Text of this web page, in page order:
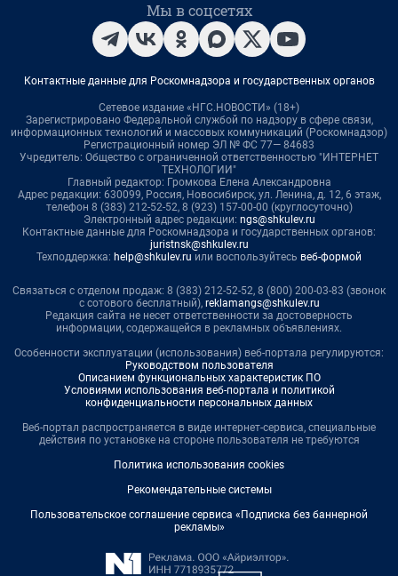
Мы в соцсетях
Контактные данные для Роскомнадзора и государственных органов
Сетевое издание «НГС.НОВОСТИ» (18+)
Зарегистрировано Федеральной службой по надзору в сфере связи,
информационных технологий и массовых коммуникаций (Роскомнадзор)
Регистрационный номер ЭЛ № ФС 77— 84683
Учредитель: Общество с ограниченной ответственностью "ИНТЕРНЕТ
ТЕХНОЛОГИИ"
Главный редактор: Громкова Елена Александровна
Адрес редакции: 630099, Россия, Новосибирск, ул. Ленина, д. 12, 6 этаж,
телефон 8 (383) 212-52-52, 8 (923) 157-00-00 (круглосуточно)
Электронный адрес редакции: ngs@shkulev.ru
Контактные данные для Роскомнадзора и государственных органов:
juristnsk@shkulev.ru
Техподдержка: help@shkulev.ru или воспользуйтесь веб-формой
Связаться с отделом продаж: 8 (383) 212-52-52, 8 (800) 200-03-83 (звонок
с сотового бесплатный), reklamangs@shkulev.ru
Редакция сайта не несет ответственности за достоверность
информации, содержащейся в рекламных объявлениях.
Особенности эксплуатации (использования) веб-портала регулируются:
Руководством пользователя
Описанием функциональных характеристик ПО
Условиями использования веб-портала и политикой
конфиденциальности персональных данных
Веб-портал распространяется в виде интернет-сервиса, специальные
действия по установке на стороне пользователя не требуются
Политика использования cookies
Рекомендательные системы
Пользовательское соглашение сервиса «Подписка без баннерной
рекламы»